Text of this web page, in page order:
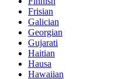
Frisian
Galician
Georgian
Gujarati
Haitian
Hausa
Hawaiian